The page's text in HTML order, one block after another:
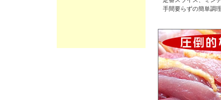
手間要らずの簡単調